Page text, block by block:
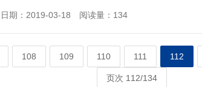
日期：2019-03-18 阅读量：134
108 109 110 111 112
页次 112/134